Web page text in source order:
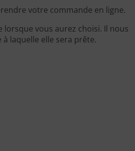
votre commande en ligne.
vous aurez choisi. Il nous
laquelle elle sera prête.